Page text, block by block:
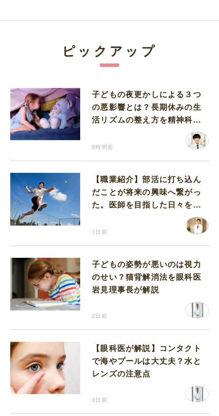
ピックアップ
子どもの夜更かしによる３つ
の悪影響とは？長期休みの生
活リズムの整え方を精神科医
8時間前
【職業紹介】部活に打ち込ん
だことが将来の興味へ繋がっ
た。医師を目指した日々を振
1日前
子どもの姿勢が悪いのは視力
のせい？猫背解消法を眼科医
岩見理事長が解説
2日前
【眼科医が解説】コンタクト
で海やプールは大丈夫？水と
レンズの注意点
3日前